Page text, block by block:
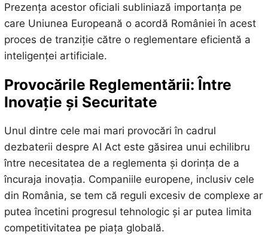
Prezența acestor oficiali subliniază importanța pe
care Uniunea Europeană o acordă României în acest
proces de tranziție către o reglementare eficientă a
inteligenței artificiale.
Provocările Reglementării: Între
Inovație și Securitate
Unul dintre cele mai mari provocări în cadrul
dezbaterii despre AI Act este găsirea unui echilibru
între necesitatea de a reglementa și dorința de a
încuraja inovația. Companiile europene, inclusiv cele
din România, se tem că reguli excesiv de complexe ar
putea încetini progresul tehnologic și ar putea limita
competitivitatea pe piața globală.